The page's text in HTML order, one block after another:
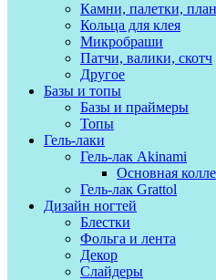
Камни, палетки,
Кольца для клея
Микробраши
Патчи, валики, скотч
Другое
Базы и топы
Базы и праймеры
Топы
Гель-лаки
Гель-лак Akinami
Основная
Гель-лак Grattol
Дизайн ногтей
Блестки
Фольга и лента
Декор
Слайдеры